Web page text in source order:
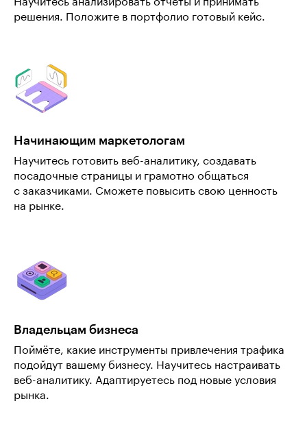
решения. Положите в портфолио готовый кейс.
Начинающим маркетологам
Научитесь готовить веб-аналитику, создавать
посадочные страницы и грамотно общаться
с заказчиками. Сможете повысить свою ценность
на рынке.
Владельцам бизнеса
Поймёте, какие инструменты привлечения трафика
подойдут вашему бизнесу. Научитесь настраивать
веб-аналитику. Адаптируетесь под новые условия
рынка.